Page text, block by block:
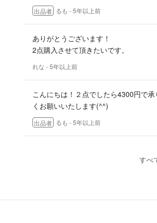
出品者 るも - 5年以上前
ありがとうございます！
2点購入させて頂きたいです。
れな - 5年以上前
こんにちは！２点でしたら4300円で
くお願いいたします(^^)
出品者 るも - 5年以上前
こちらの商品2点出品されてますが2
すべ